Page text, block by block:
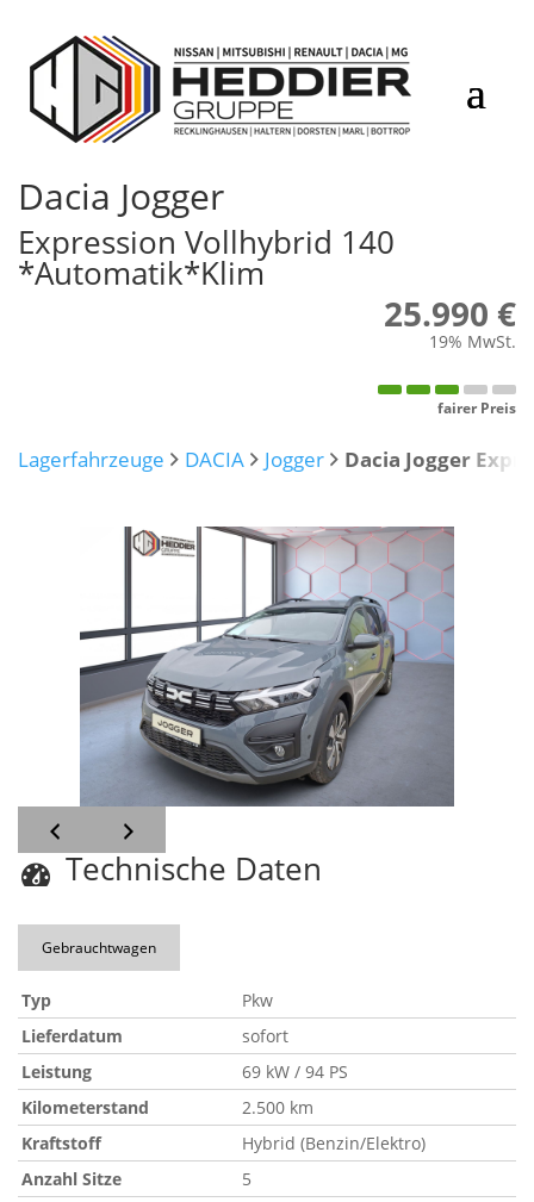
Dacia Jogger
Expression Vollhybrid 140
*Automatik*Klim
25.990 €
19% MwSt.
fairer Preis
Lagerfahrzeuge DACIA Jogger Dacia Jogger
Technische Daten
Gebrauchtwagen
Typ
Pkw
Lieferdatum
sofort
Leistung
69 kW / 94 PS
Kilometerstand
2.500 km
Kraftstoff
Hybrid (Benzin/Elektro)
Anzahl Sitze
5